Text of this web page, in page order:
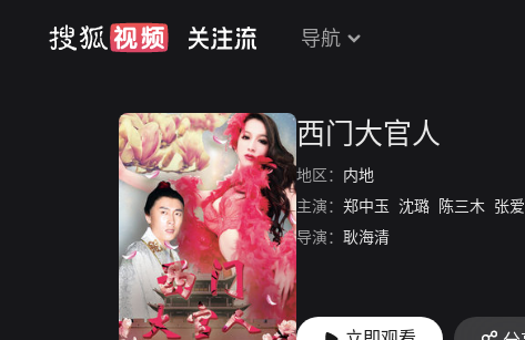
导航
西门大官人
地区： 内地
主演： 郑中玉 沈璐 陈三木 张
导演： 耿海清